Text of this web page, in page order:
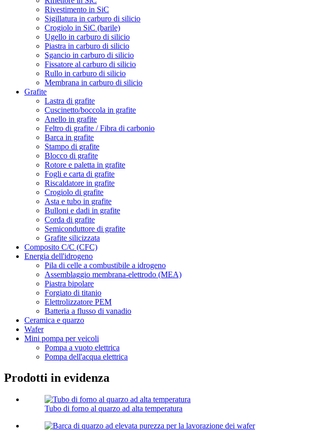
Rivestimento in SiC
Sigillatura in carburo di silicio
Crogiolo in SiC (barile)
Ugello in carburo di silicio
Piastra in carburo di silicio
Sgancio in carburo di silicio
Fissatore al carburo di silicio
Rullo in carburo di silicio
Membrana in carburo di silicio
Grafite
Lastra di grafite
Cuscinetto/boccola in grafite
Anello in grafite
Feltro di grafite / Fibra di carbonio
Barca in grafite
Stampo di grafite
Blocco di grafite
Rotore e paletta in grafite
Fogli e carta di grafite
Riscaldatore in grafite
Crogiolo di grafite
Asta e tubo in grafite
Bulloni e dadi in grafite
Corda di grafite
Semiconduttore di grafite
Grafite silicizzata
Composito C/C (CFC)
Energia dell'idrogeno
Pila di celle a combustibile a idrogeno
Assemblaggio membrana-elettrodo (MEA)
Piastra bipolare
Forgiato di titanio
Elettrolizzatore PEM
Batteria a flusso di vanadio
Ceramica e quarzo
Wafer
Mini pompa per veicoli
Pompa a vuoto elettrica
Pompa dell'acqua elettrica
Prodotti in evidenza
Tubo di forno al quarzo ad alta temperatura